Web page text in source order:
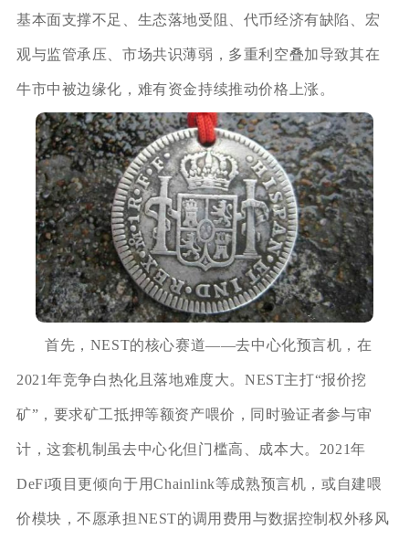
基本面支撑不足、生态落地受阻、代币经济有缺陷、宏
观与监管承压、市场共识薄弱，多重利空叠加导致其在
牛市中被边缘化，难有资金持续推动价格上涨。
首先，NEST的核心赛道——去中心化预言机，在
2021年竞争白热化且落地难度大。NEST主打“报价挖
矿”，要求矿工抵押等额资产喂价，同时验证者参与审
计，这套机制虽去中心化但门槛高、成本大。2021年
DeFi项目更倾向于用Chainlink等成熟预言机，或自建喂
价模块，不愿承担NEST的调用费用与数据控制权外移风